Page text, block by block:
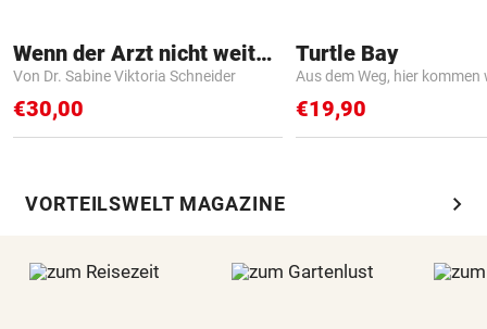
Wenn der Arzt nicht weiter weiß
Von Dr. Sabine Viktoria Schneider
€30,00
Turtle Bay
Aus dem Weg, hier kommen
€19,90
VORTEILSWELT MAGAZINE chevron_right